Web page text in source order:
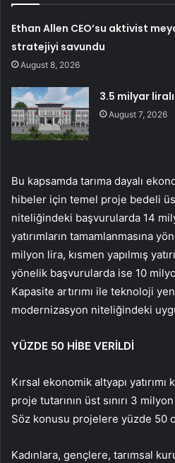
Ethan Allen CEO’su aktivist
stratejiyi savundu
August 8, 2026
3.5 milyar
August 7, 2026
Bu kapsamda tarıma dayalı
hibeler için temel proje bedeli
niteliğindeki başvurularda 14
yatırımların tamamlanmasına
milyon lira, kısmen yapılmış
yönelik başvurularda ise 10
Kapasite artırımı ile teknoloji
modernizasyon niteliğindeki
YÜZDE 50 HİBE VERİLDİ
Kırsal ekonomik altyapı
proje tutarının üst sınırı 3
Söz konusu projelere yüzde 50
Kadınlara, gençlere, tarımsal